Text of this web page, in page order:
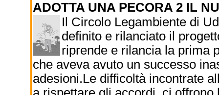
ADOTTA UNA PECORA 2 IL
Il Circolo Legambiente di
definito e rilanciato il
riprende e rilancia la prima
che aveva avuto un successo
adesioni.Le difficoltà incontrate